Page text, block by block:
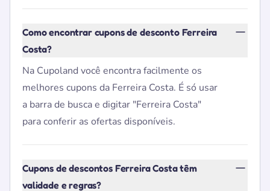
Como encontrar cupons de desconto Ferreira
Costa?
Na Cupoland você encontra facilmente os
melhores cupons da Ferreira Costa. É só usar
a barra de busca e digitar "Ferreira Costa"
para conferir as ofertas disponíveis.
Cupons de descontos Ferreira Costa têm
validade e regras?